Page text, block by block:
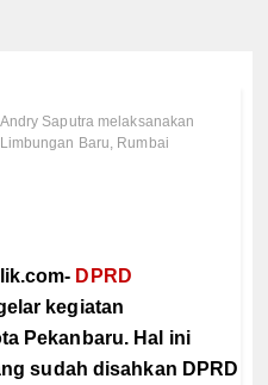
Saputra melaksanakan
Baru, Rumbai
DPRD
kegiatan
Pekanbaru. Hal ini
sudah disahkan DPRD